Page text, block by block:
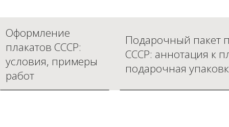
Оформление
плакатов СССР:
условия, примеры
работ
Подарочный пакет
СССР: аннотация к
подарочная